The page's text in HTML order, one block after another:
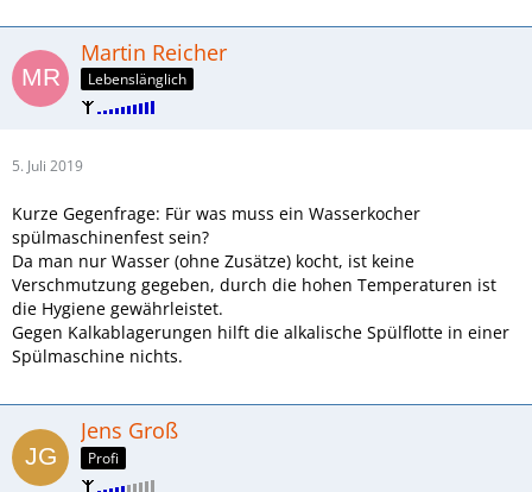
Martin Reicher
Lebenslänglich
5. Juli 2019
Kurze Gegenfrage: Für was muss ein Wasserkocher
spülmaschinenfest sein?
Da man nur Wasser (ohne Zusätze) kocht, ist keine
Verschmutzung gegeben, durch die hohen Temperaturen ist
die Hygiene gewährleistet.
Gegen Kalkablagerungen hilft die alkalische Spülflotte in einer
Spülmaschine nichts.
Jens Groß
Profi